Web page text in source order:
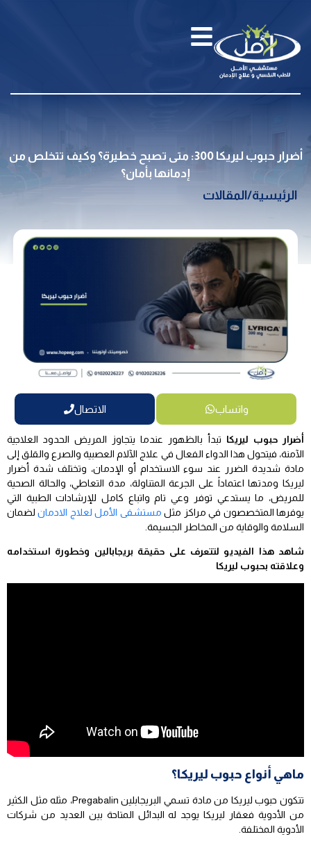
أضرار حبوب ليريكا 300: متى تصبح خطيرة؟ وكيف تتخلص من
إدمانها بأمان؟
الرئيسية/المقالات
واتساب الاتصال
أضرار حبوب ليريكا تبدأ بالظهور عندما يتجاوز المريض الحدود العلاجية
الآمنة، فيتحول هذا الدواء الفعال في علاج الآلام العصبية والصرع والقلق إلى
مادة شديدة الضرر عند سوء الاستخدام أو الإدمان، وتختلف شدة أضرار
ليريكا ومدتها اعتماداً على الجرعة المتناولة، مدة التعاطي، والحالة الصحية
للمريض، ما يستدعي توفر وعي تام واتباع كامل للإرشادات الطبية التي
يوفرها المتخصصون في مراكز مثل مستشفى الأمل لعلاج الادمانلضمان
السلامة والوقاية من المخاطر الجسيمة.
شاهد هذا الفيديو لتتعرف على حقيقة بريجابالين وخطورة استخدامه
وعلاقته بحبوب ليريكا
ماهي أنواع حبوب ليريكا؟
تتكون حبوب ليريكا من مادة تسمي البريجابلين Pregabalin، مثله مثل الكثير
من الأدوية فعقار ليريكا يوجد له البدائل المتاحة بين العديد من شركات
الأدوية المختلفة.